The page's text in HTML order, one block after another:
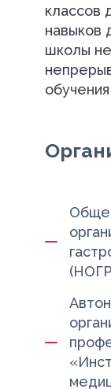
классов
навыков
школы